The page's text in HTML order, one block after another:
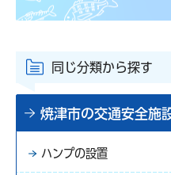
同じ分類から探す
焼津市の交通安全施
ハンプの設置